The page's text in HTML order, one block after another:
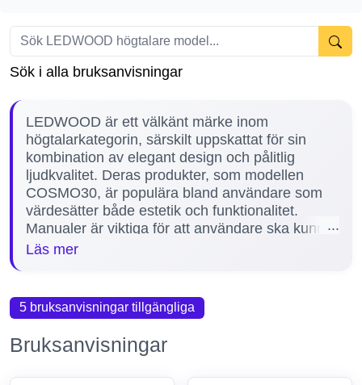
Sök i alla bruksanvisningar
LEDWOOD är ett välkänt märke inom
högtalarkategorin, särskilt uppskattat för sin
kombination av elegant design och pålitlig
ljudkvalitet. Deras produkter, som modellen
COSMO30, är populära bland användare som
värdesätter både estetik och funktionalitet.
Manualer är viktiga för att användare ska kunna
installera, konfigurera och underhålla sina
nu 1 manual tillgänglig för LEDWOOD högtalare,
vilket hjälper dig att få ut det mesta av din
produkt.
Läs mer
5 bruksanvisningar tillgängliga
Bruksanvisningar